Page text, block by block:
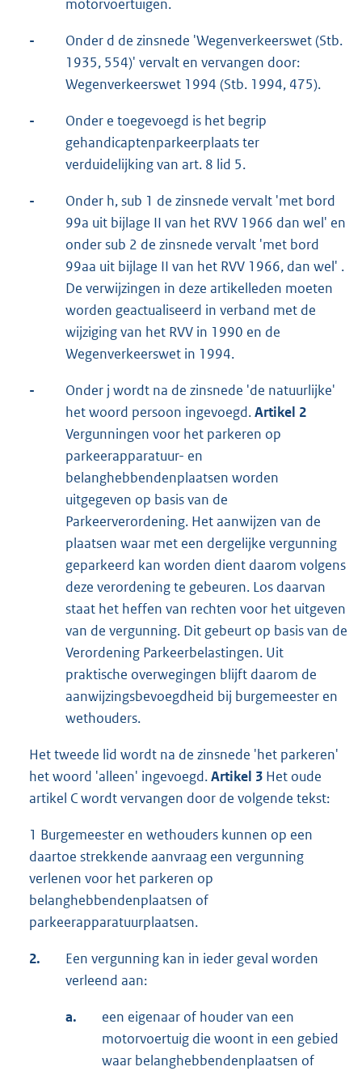
motorvoertuigen.
-
Onder d de zinsnede 'Wegenverkeerswet (Stb.
1935, 554)' vervalt en vervangen door:
Wegenverkeerswet 1994 (Stb. 1994, 475).
-
Onder e toegevoegd is het begrip
gehandicaptenparkeerplaats ter
verduidelijking van art. 8 lid 5.
-
Onder h, sub 1 de zinsnede vervalt 'met bord
99a uit bijlage II van het RVV 1966 dan wel' en
onder sub 2 de zinsnede vervalt 'met bord
99aa uit bijlage II van het RVV 1966, dan wel' .
De verwijzingen in deze artikelleden moeten
worden geactualiseerd in verband met de
wijziging van het RVV in 1990 en de
Wegenverkeerswet in 1994.
-
Onder j wordt na de zinsnede 'de natuurlijke'
het woord persoon ingevoegd.Artikel 2
Vergunningen voor het parkeren op
parkeerapparatuur- en
belanghebbendenplaatsen worden
uitgegeven op basis van de
Parkeerverordening. Het aanwijzen van de
plaatsen waar met een dergelijke vergunning
geparkeerd kan worden dient daarom volgens
deze verordening te gebeuren. Los daarvan
staat het heffen van rechten voor het uitgeven
van de vergunning. Dit gebeurt op basis van de
Verordening Parkeerbelastingen. Uit
praktische overwegingen blijft daarom de
aanwijzingsbevoegdheid bij burgemeester en
wethouders.
Het tweede lid wordt na de zinsnede 'het parkeren'
het woord 'alleen' ingevoegd.Artikel 3 Het oude
artikel C wordt vervangen door de volgende tekst:
1 Burgemeester en wethouders kunnen op een
daartoe strekkende aanvraag een vergunning
verlenen voor het parkeren op
belanghebbendenplaatsen of
parkeerapparatuurplaatsen.
2.
Een vergunning kan in ieder geval worden
verleend aan:
a.
een eigenaar of houder van een
motorvoertuig die woont in een gebied
waar belanghebbendenplaatsen of